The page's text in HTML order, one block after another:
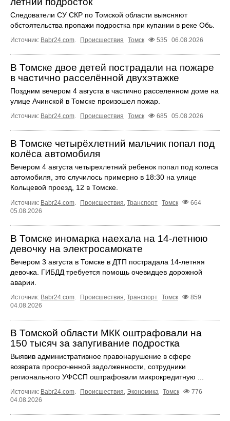
Следователи СУ СКР по Томской области выясняют
обстоятельства пропажи подростка при купании в реке Обь.
Источник: Babr24.com. Происшествия Томск 535 06.08.2026
В Томске двое детей пострадали на пожаре
в частично расселённой двухэтажке
Поздним вечером 4 августа в частично расселенном доме на
улице Ачинской в Томске произошел пожар.
Источник: Babr24.com. Происшествия Томск 685 05.08.2026
В Томске четырёхлетний мальчик попал под
колёса автомобиля
Вечером 4 августа четырехлетний ребенок попал под колеса
автомобиля, это случилось примерно в 18:30 на улице
Кольцевой проезд, 12 в Томске.
Источник: Babr24.com Происшествия Транспорт Томск
664
05.08.2026
В Томске иномарка наехала на 14-летнюю
девочку на электросамокате
Вечером 3 августа в Томске в ДТП пострадала 14-летняя
девочка. ГИБДД требуется помощь очевидцев дорожной
аварии.
Источник: Babr24.com Происшествия Транспорт Томск
859
04.08.2026
В Томской области МКК оштрафовали на
150 тысяч за запугивание подростка
Выявив административное правонарушение в сфере
возврата просроченной задолженности, сотрудники
регионального УФССП оштрафовали микрокредитную ...
Источник: Babr24.com Происшествия Экономика Томск
776
04.08.2026